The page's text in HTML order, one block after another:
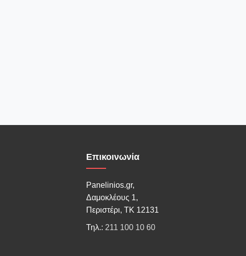
Επικοινωνία
Panelinios.gr,
Δαμοκλέους 1,
Περιστέρι, ΤΚ 12131
Τηλ.: 211 100 10 60